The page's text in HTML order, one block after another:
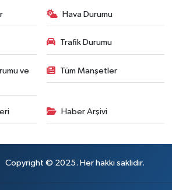
Hava Durumu
Trafik Durumu
ve
Tüm Manşetler
Haber Arşivi
Copyright © 2025. Her hakkı saklıdır.